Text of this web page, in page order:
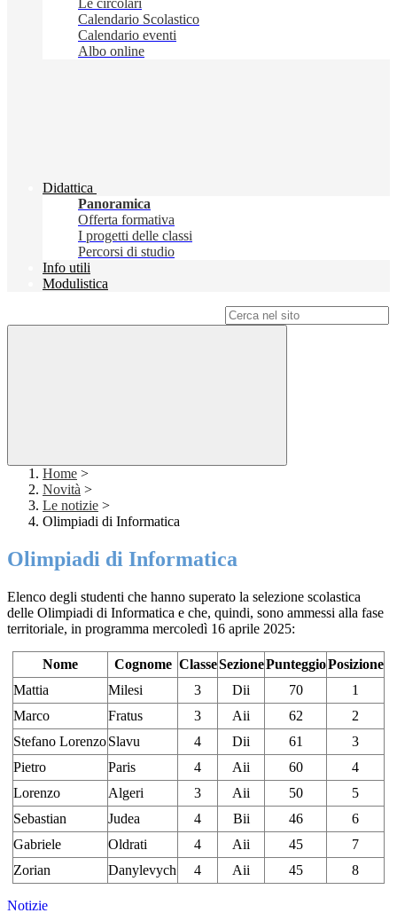
Le circolari
Calendario Scolastico
Calendario eventi
Albo online
Didattica
Panoramica
Offerta formativa
I progetti delle classi
Percorsi di studio
Info utili
Modulistica
Home >
Novità >
Le notizie >
Olimpiadi di Informatica
Olimpiadi di Informatica
Elenco degli studenti che hanno superato la selezione scolastica
delle Olimpiadi di Informatica e che, quindi, sono ammessi alla fase
territoriale, in programma mercoledì 16 aprile 2025:
Nome Cognome ClasseSezionePunteggioPosizione
Mattia
Milesi 3 Dii 70
1
Marco
Fratus 3 Aii 62
2
Stefano LorenzoSlavu 4 Dii 61
3
Pietro
Paris 4 Aii 60
4
Lorenzo
Algeri 3 Aii 50
5
Sebastian
Judea 4 Bii 46
6
Gabriele
Oldrati 4 Aii 45
7
Zorian
Danylevych 4 Aii 45 8
Notizie